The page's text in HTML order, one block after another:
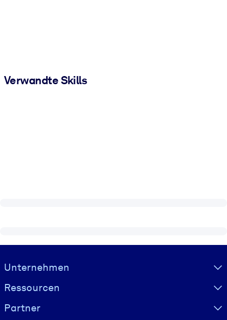
Verwandte Skills
Visually hidden Text
Unternehmen
Ressourcen
Partner